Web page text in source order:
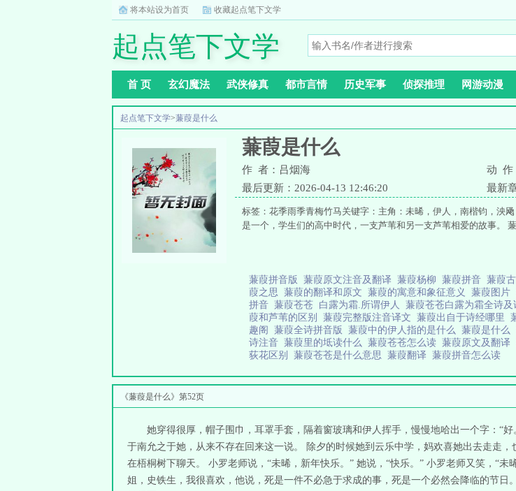
将本站设为首页 收藏起点笔下文学
起点笔下文学
首 页 玄幻魔法 武侠修真 都市言情 历史军事 侦探推理 网游动漫
起点笔下文学>蒹葭是什么
蒹葭是什么
作 者：吕烟海 动 作
最后更新：2026-04-13 12:46:20
最新
标签：花季雨季青梅竹马关键字：主角：未晞，伊人，南楷钧，
是一个，学生们的高中时代，一支芦苇和另一支芦苇相爱的故事。
蒹葭拼音版 蒹葭原文注音及翻译 蒹葭杨柳 蒹葭拼音 蒹葭
葭之思 蒹葭的翻译和原文 蒹葭的寓意和象征意义 蒹葭图片
拼音 蒹葭苍苍 白露为霜.所谓伊人 蒹葭苍苍白露为霜全诗及
葭和芦苇的区别 蒹葭完整版注音译文 蒹葭出自于诗经哪里
趣阁 蒹葭全诗拼音版 蒹葭中的伊人指的是什么 蒹葭是什么
诗注音 蒹葭里的坻读什么 蒹葭苍苍怎么读 蒹葭原文及翻译
荻花区别 蒹葭苍苍是什么意思 蒹葭翻译 蒹葭拼音怎么读
《蒹葭是什么》第52页
她穿得很厚，帽子围巾，耳罩手套，隔着窗玻璃和伊人挥手，慢慢地哈出一个字：“
于南允之于她，从来不存在回来这一说。 除夕的时候她到云乐中学，妈欢喜她出去走走
在梧桐树下聊天。 小罗老师说，“未晞，新年快乐。” 她说，“快乐。” 小罗老师又笑，“
姐，史铁生，我很喜欢，他说，死是一件不必急于求成的事，死是一个必然会降临的节日